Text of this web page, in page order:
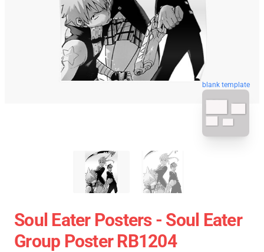
blank template
Soul Eater Posters - Soul Eater
Group Poster RB1204